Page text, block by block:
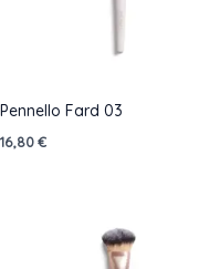
Pennello Fard 03
16,80€